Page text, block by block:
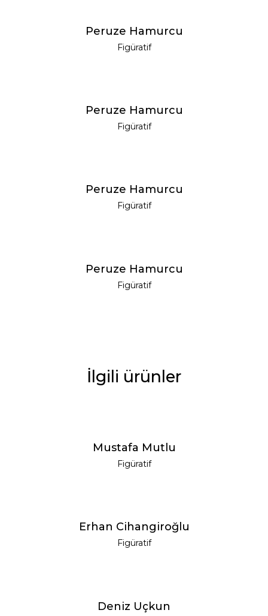
Peruze Hamurcu
Figüratif
Peruze Hamurcu
Figüratif
Peruze Hamurcu
Figüratif
Peruze Hamurcu
Figüratif
İlgili ürünler
Mustafa Mutlu
Figüratif
Erhan Cihangiroğlu
Figüratif
Deniz Uçkun